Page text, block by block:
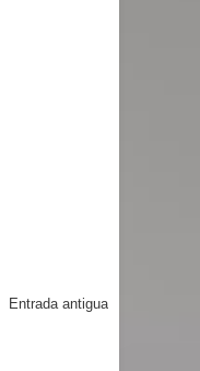
Entrada antigua